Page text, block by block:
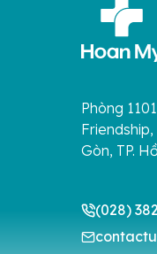
Phòng
Gòn, TP.
(028)